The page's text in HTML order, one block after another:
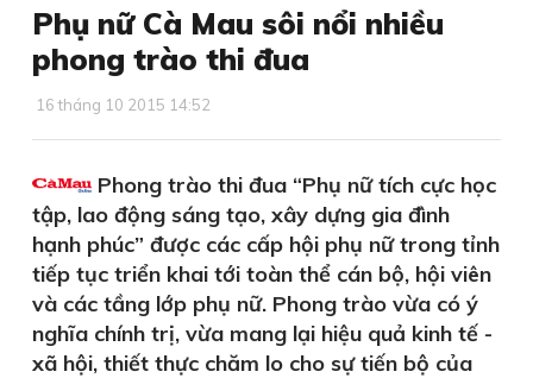
Phụ nữ Cà Mau sôi nổi nhiều
phong trào thi đua
16 tháng 10 2015 14:52
Phong trào thi đua “Phụ nữ tích cực học
tập, lao động sáng tạo, xây dựng gia đình
hạnh phúc” được các cấp hội phụ nữ trong tỉnh
tiếp tục triển khai tới toàn thể cán bộ, hội viên
và các tầng lớp phụ nữ. Phong trào vừa có ý
nghĩa chính trị, vừa mang lại hiệu quả kinh tế -
xã hội, thiết thực chăm lo cho sự tiến bộ của